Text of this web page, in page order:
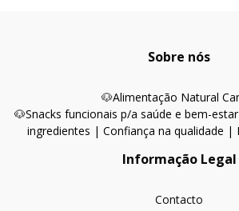
Sobre nós
🐶Alimentação Natural
🐶Snacks funcionais p/a saúde e bem-
ingredientes | Confiança na qualidade |
Informação Legal
Contacto